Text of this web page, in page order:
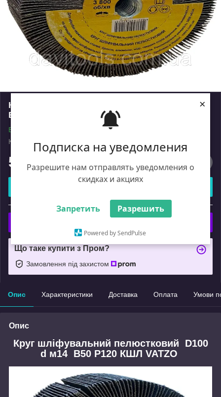
Подписка на уведомления
Разрешите нам отправлять уведомления о
скидках и акциях
Запретить Разрешить
Powered by SendPulse
×
Круг шліфувальний пелюстковий D100 d м14
B50 P120 КШЛ VATZO
В наявності
Код: 2046617
569₴
Що таке купити з Пром?
Замовлення під захистом
Опис Характеристики Доставка Оплата Умови
Опис
Круг шліфувальний пелюстковий D100
d м14 B50 P120 КШЛ VATZO